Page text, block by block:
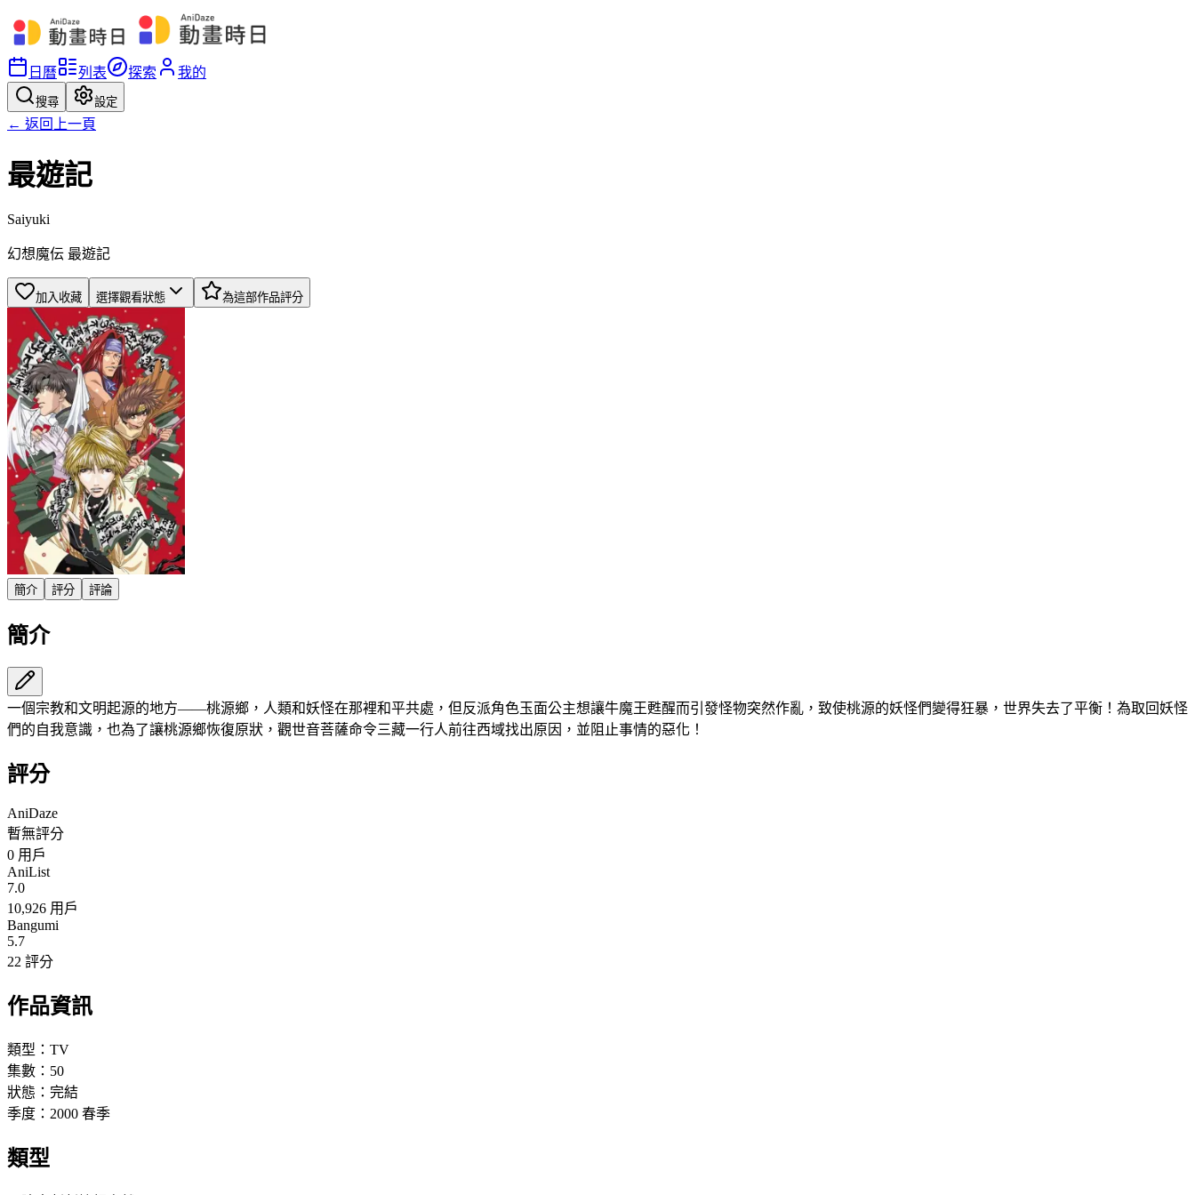
日曆 列表 探索 我的
搜尋 設定
← 返回上一頁
最遊記
Saiyuki
幻想魔伝 最遊記
加入收藏 選擇觀看狀態 為這部作品評分
簡介 評分 評論
簡介
一個宗教和文明起源的地方——桃源鄉，人類和妖怪在那裡和平共處，但反派角色玉面公主想讓牛魔王甦醒而引發怪物突然作亂，致使桃源的妖怪們變得狂暴，世界失去了平衡！為取回妖怪
們的自我意識，也為了讓桃源鄉恢復原狀，觀世音菩薩命令三藏一行人前往西域找出原因，並阻止事情的惡化！
評分
AniDaze
暫無評分
0 用戶
AniList
7.0
10,926 用戶
Bangumi
5.7
22 評分
作品資訊
類型： TV
集數： 50
狀態： 完結
季度： 2000 春季
類型